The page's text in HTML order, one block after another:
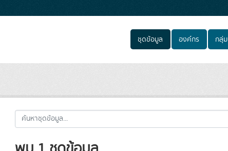
ชุดข้อมูล องค์กร กลุ่ม